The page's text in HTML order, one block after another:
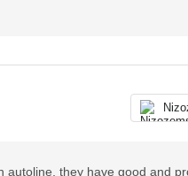
autoline, they have good and